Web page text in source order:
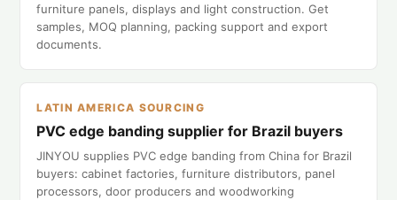
furniture panels, displays and light construction. Get
samples, MOQ planning, packing support and export
documents.
LATIN AMERICA SOURCING
PVC edge banding supplier for Brazil buyers
JINYOU supplies PVC edge banding from China for Brazil
buyers: cabinet factories, furniture distributors, panel
processors, door producers and woodworking